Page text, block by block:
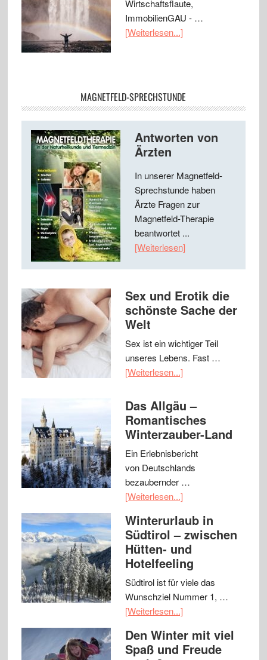
Wirtschaftsflaute,
ImmobilienGAU - …
[Weiterlesen...]
MAGNETFELD-SPRECHSTUNDE
Antworten von
Ärzten
In unserer Magnetfeld-
Sprechstunde haben
Ärzte Fragen zur
Magnetfeld-Therapie
beantwortet ...
[Weiterlesen]
Sex und Erotik die
schönste Sache der
Welt
Sex ist ein wichtiger Teil
unseres Lebens. Fast …
[Weiterlesen...]
Das Allgäu –
Romantisches
Winterzauber-Land
Ein Erlebnisbericht
von Deutschlands
bezaubernder …
[Weiterlesen...]
Winterurlaub in
Südtirol – zwischen
Hütten- und
Hotelfeeling
Südtirol ist für viele das
Wunschziel Nummer 1, …
[Weiterlesen...]
Den Winter mit viel
Spaß und Freude